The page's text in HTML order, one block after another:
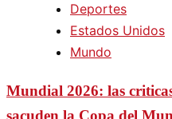
Deportes
Estados Unidos
Mundo
Mundial 2026: las
sacuden la Copa del